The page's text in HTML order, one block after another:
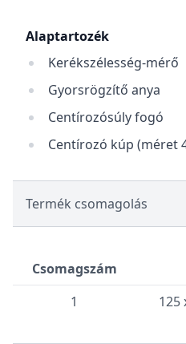
Alaptartozék
Kerékszélesség-mérő
Gyorsrögzítő anya
Centírozósúly fogó
Centírozó kúp (méret
Termék csomagolás
Csomagszám
1
125